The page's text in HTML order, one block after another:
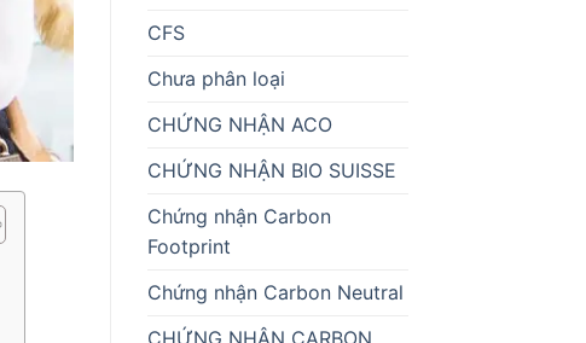
CFS
Chưa phân loại
CHỨNG NHẬN ACO
CHỨNG NHẬN BIO SUISSE
Chứng nhận Carbon
Footprint
Chứng nhận Carbon Neutral
CHỨNG NHẬN CARBON